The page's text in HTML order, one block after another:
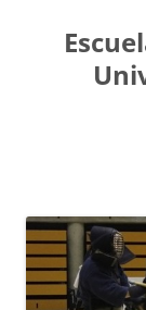
contenido